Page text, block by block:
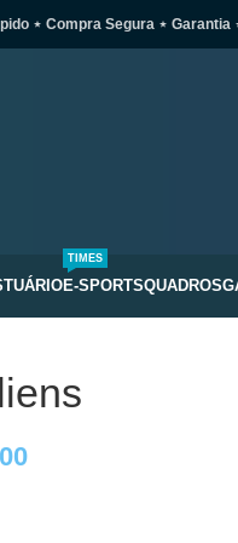
⋆ Compra Segura ⋆ Garantia
E-SPORTS
TIMES
QUADROS